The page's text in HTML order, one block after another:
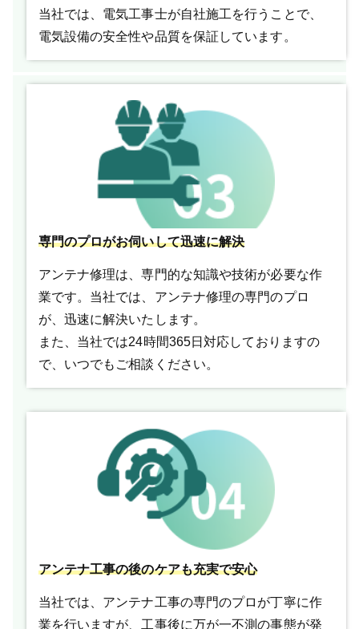
当社では、電気工事士が自社施工を行うことで、
電気設備の安全性や品質を保証しています。
専門のプロがお伺いして迅速に解決
アンテナ修理は、専門的な知識や技術が必要な作
業です。当社では、アンテナ修理の専門のプロ
が、迅速に解決いたします。
また、当社では24時間365日対応しておりますの
で、いつでもご相談ください。
アンテナ工事の後のケアも充実で安心
当社では、アンテナ工事の専門のプロが丁寧に作
業を行いますが、工事後に万が一不測の事態が発